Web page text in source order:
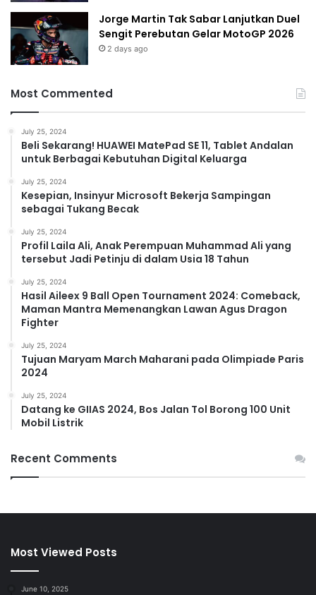
Jorge Martin Tak Sabar Lanjutkan Duel
Sengit Perebutan Gelar MotoGP 2026
2 days ago
Most Commented
July 25, 2024
Beli Sekarang! HUAWEI MatePad SE 11, Tablet Andalan
untuk Berbagai Kebutuhan Digital Keluarga
July 25, 2024
Kesepian, Insinyur Microsoft Bekerja Sampingan
sebagai Tukang Becak
July 25, 2024
Profil Laila Ali, Anak Perempuan Muhammad Ali yang
tersebut Jadi Petinju di dalam Usia 18 Tahun
July 25, 2024
Hasil Aileex 9 Ball Open Tournament 2024: Comeback,
Maman Mantra Memenangkan Lawan Agus Dragon
Fighter
July 25, 2024
Tujuan Maryam March Maharani pada Olimpiade Paris
2024
July 25, 2024
Datang ke GIIAS 2024, Bos Jalan Tol Borong 100 Unit
Mobil Listrik
Recent Comments
Most Viewed Posts
June 10, 2025